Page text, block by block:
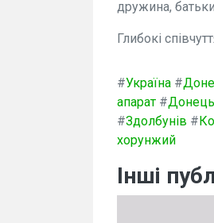
дружина,
Глибокі
#Україна #
апарат #
#Здолбунів #
хорунжий
Інші